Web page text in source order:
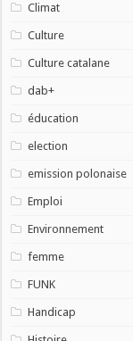
Climat
Culture
Culture catalane
dab+
éducation
election
emission polonaise
Emploi
Environnement
femme
FUNK
Handicap